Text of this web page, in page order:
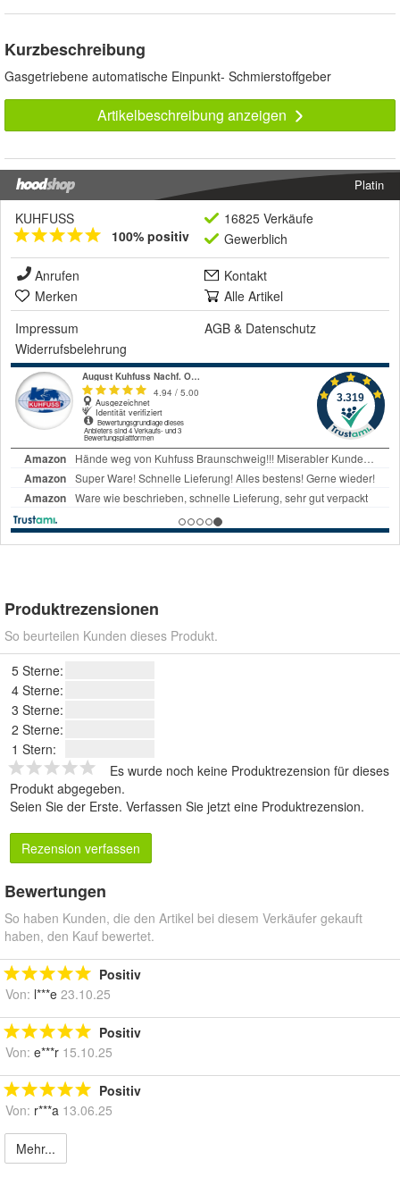
Kurzbeschreibung
Gasgetriebene automatische Einpunkt- Schmierstoffgeber
Artikelbeschreibung anzeigen
Platin
KUHFUSS
100% positiv
16825 Verkäufe
Gewerblich
Anrufen
Kontakt
Merken
Alle Artikel
Impressum
AGB & Datenschutz
Widerrufsbelehrung
Produktrezensionen
So beurteilen Kunden dieses Produkt.
5 Sterne:
4 Sterne:
3 Sterne:
2 Sterne:
1 Stern:
Es wurde noch keine Produktrezension für dieses
Produkt abgegeben.
Seien Sie der Erste. Verfassen Sie jetzt eine Produktrezension.
Rezension verfassen
Bewertungen
So haben Kunden, die den Artikel bei diesem Verkäufer gekauft
haben, den Kauf bewertet.
Positiv
Von: l***e 23.10.25
Positiv
Von: e***r 15.10.25
Positiv
Von: r***a 13.06.25
Mehr...